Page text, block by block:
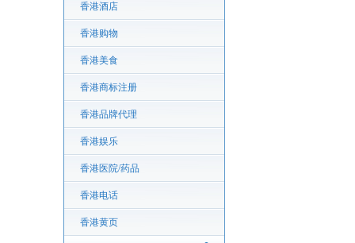
香港酒店
香港购物
香港美食
香港商标注册
香港品牌代理
香港娱乐
香港医院/药品
香港电话
香港黄页